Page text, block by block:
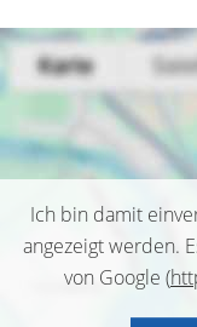
Ich bin damit
angezeigt werden.
von Google (